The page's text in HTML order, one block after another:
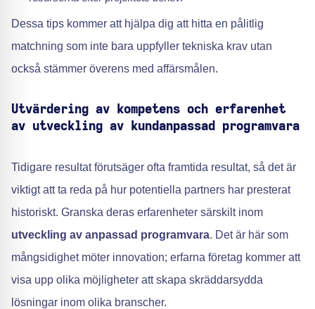
Dessa tips kommer att hjälpa dig att hitta en pålitlig
matchning som inte bara uppfyller tekniska krav utan
också stämmer överens med affärsmålen.
Utvärdering av kompetens och erfarenhet
av utveckling av kundanpassad programvara
Tidigare resultat förutsäger ofta framtida resultat, så det är
viktigt att ta reda på hur potentiella partners har presterat
historiskt. Granska deras erfarenheter särskilt inom
utveckling av anpassad programvara. Det är här som
mångsidighet möter innovation; erfarna företag kommer att
visa upp olika möjligheter att skapa skräddarsydda
lösningar inom olika branscher.